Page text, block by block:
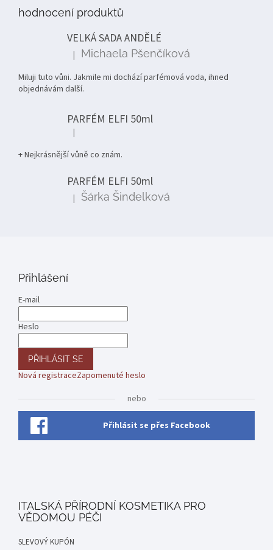
hodnocení produktů
VELKÁ SADA ANDĚLÉ
Hodnocení produktu je 5 z 5 hvězdiček.
| Michaela Pšenčíková
Miluji tuto vůni. Jakmile mi dochází parfémová voda, ihned
objednávám další.
PARFÉM ELFI 50ml
Hodnocení produktu je 5 z 5 hvězdiček.
|
+ Nejkrásnější vůně co znám.
PARFÉM ELFI 50ml
Hodnocení produktu je 5 z 5 hvězdiček.
| Šárka Šindelková
Přihlášení
E-mail
Heslo
PŘIHLÁSIT SE
Nová registraceZapomenuté heslo
nebo
Přihlásit se přes Facebook
ITALSKÁ PŘÍRODNÍ KOSMETIKA PRO
VĚDOMOU PÉČI
SLEVOVÝ KUPÓN